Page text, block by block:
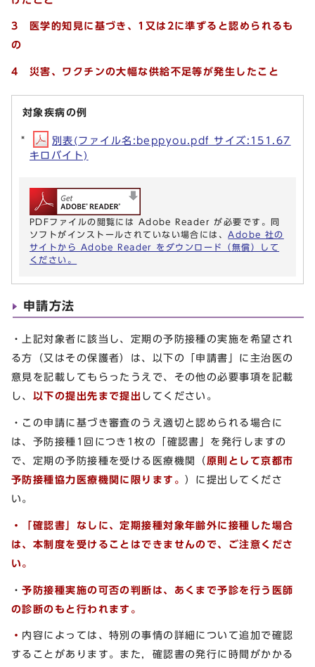
3 医学的知見に基づき、1又は2に準ずると認められるも
の
4 災害、ワクチンの大幅な供給不足等が発生したこと
対象疾病の例
別表(ファイル名:beppyou.pdf サイズ:151.67
キロバイト)
PDFファイルの閲覧には Adobe Reader が必要です。同
ソフトがインストールされていない場合には、 Adobe 社の
サイトから Adobe Reader をダウンロード（無償）して
ください。
申請方法
・上記対象者に該当し、定期の予防接種の実施を希望され
る方（又はその保護者）は、以下の「申請書」に主治医の
意見を記載してもらったうえで、その他の必要事項を記載
し、 以下の提出先まで提出 してください。
・この申請に基づき審査のうえ適切と認められる場合に
は、予防接種1回につき1枚の「確認書」を発行しますの
で、定期の予防接種を受ける医療機関（ 原則として京都市
予防接種協力医療機関に限ります。 ）に提出してくださ
い。
・「確認書」なしに、定期接種対象年齢外に接種した場合
は、本制度を受けることはできませんので、ご注意くださ
い。
・予防接種実施の可否の判断は、あくまで予診を行う医師
の診断のもと行われます。
・ 内容によっては、特別の事情の詳細について追加で確認
することがあります。また，確認書の発行に時間がかかる